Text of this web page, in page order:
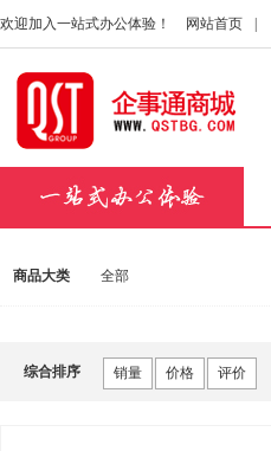
欢迎加入一站式办公体验！ 网站首页
商品大类 全部
综合排序 销量 价格 评价